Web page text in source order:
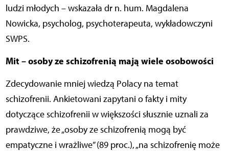
ludzi młodych – wskazała dr n. hum. Magdalena
Nowicka, psycholog, psychoterapeuta, wykładowczyni
SWPS.
Mit – osoby ze schizofrenią mają wiele osobowości
Zdecydowanie mniej wiedzą Polacy na temat
schizofrenii. Ankietowani zapytani o fakty i mity
dotyczące schizofrenii w większości słusznie uznali za
prawdziwe, że „osoby ze schizofrenią mogą być
empatyczne i wrażliwe” (89 proc.), „na schizofrenię może